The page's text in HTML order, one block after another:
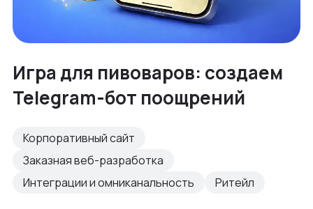
Игра для пивоваров: создаем
Telegram-бот поощрений
Корпоративный сайт
Заказная веб-разработка
Интеграции и омниканальность
Ритейл